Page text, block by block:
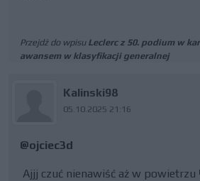
Przejdź do wpisu Leclerc z 50. podium w
awansem w klasyfikacji generalnej
Kalinski98
05.10.2025 21:16
@ojciec3d
Ajjj czuć nienawiść aż w powietrzu